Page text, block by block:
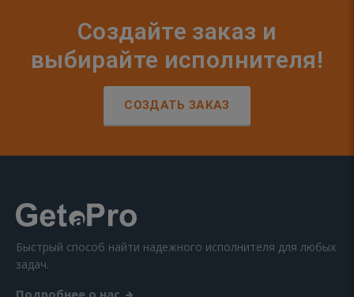
Создайте заказ и
выбирайте исполнителя!
СОЗДАТЬ ЗАКАЗ
Быстрый способ найти надежного исполнителя для любых
задач.